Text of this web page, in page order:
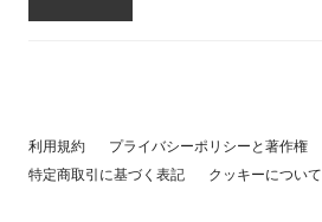
利用規約
プライバシーポリシーと著作権
特定商取引に基づく表記
クッキーについて